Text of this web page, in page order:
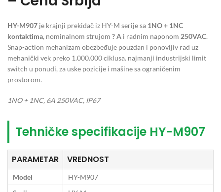
HY-M907 je krajnji prekidač iz HY-M serije sa 1NO + 1NC
kontaktima, nominalnom strujom ? A i radnim naponom 250VAC.
Snap-action mehanizam obezbeđuje pouzdan i ponovljiv rad uz
mehanički vek preko 1.000.000 ciklusa. najmanji industrijski limit
switch u ponudi, za uske pozicije i mašine sa ograničenim
prostorom.
1NO + 1NC, 6A 250VAC, IP67
Tehničke specifikacije HY-M907
PARAMETAR VREDNOST
Model
HY-M907